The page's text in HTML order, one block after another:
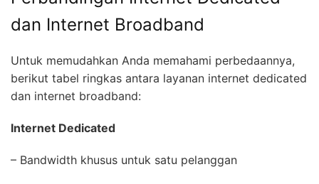
dan Internet Broadband
Untuk memudahkan Anda memahami perbedaannya,
berikut tabel ringkas antara layanan internet dedicated
dan internet broadband:
Internet Dedicated
– Bandwidth khusus untuk satu pelanggan